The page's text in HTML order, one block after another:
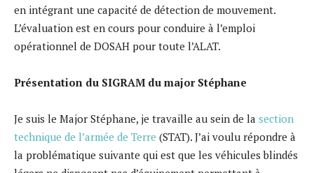
en intégrant une capacité de détection de mouvement.
L’évaluation est en cours pour conduire à l’emploi
opérationnel de DOSAH pour toute l’ALAT.
Présentation du SIGRAM du major Stéphane
Je suis le Major Stéphane, je travaille au sein de la section
technique de l’armée de Terre (STAT). J’ai voulu répondre à
la problématique suivante qui est que les véhicules blindés